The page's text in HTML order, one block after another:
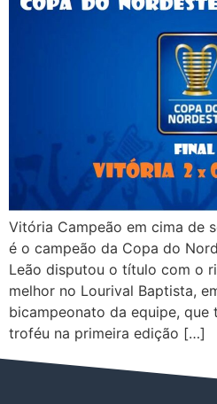
Vitória Campeão em cima de
é o campeão da Copa do
Leão disputou o título com o
melhor no Lourival Baptista,
bicampeonato da equipe, que
troféu na primeira edição […]